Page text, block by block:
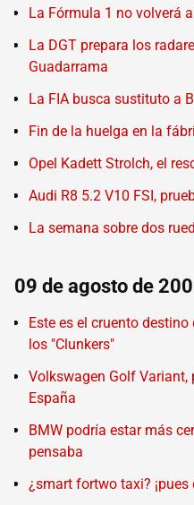
La Fórmula 1 no volverá
La DGT prepara los
Guadarrama
La FIA busca sustituto a
Fin de la huelga en la
Opel Kadett Strolch, el
Audi R8 5.2 V10 FSI,
La semana sobre dos
09 de agosto de
Este es el cruento
los "Clunkers"
Volkswagen Golf Variant,
España
BMW podría estar más
pensaba
¿smart fortwo taxi? ¡pues